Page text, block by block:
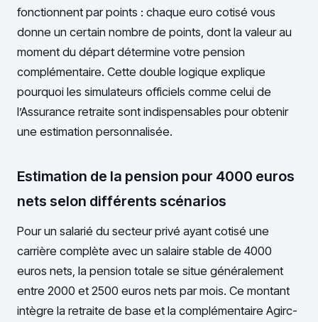
fonctionnent par points : chaque euro cotisé vous
donne un certain nombre de points, dont la valeur au
moment du départ détermine votre pension
complémentaire. Cette double logique explique
pourquoi les simulateurs officiels comme celui de
l’Assurance retraite sont indispensables pour obtenir
une estimation personnalisée.
Estimation de la pension pour 4000 euros
nets selon différents scénarios
Pour un salarié du secteur privé ayant cotisé une
carrière complète avec un salaire stable de 4000
euros nets, la pension totale se situe généralement
entre 2000 et 2500 euros nets par mois. Ce montant
intègre la retraite de base et la complémentaire Agirc-